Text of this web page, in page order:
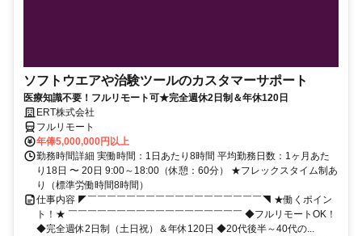
ソフトウエアや治験ツールのカスタマーサポート
医療知識不要！フルリモート可★完全週休2日制＆年休120日
ERT株式会社
フルリモート
年俸5,000,000円以上
勤務時間詳細 実働時間：1日あたり8時間 平均勤務日数：1ヶ月あた
り18日 〜 20日 9:00～18:00（休憩：60分） ★フレックスタイム制あ
り（標準労働時間8時間）
仕事内容 ◤￣￣￣￣￣￣￣￣￣￣￣￣￣￣￣￣￣￣◥ ★働くポイン
ト！★ ￣￣￣￣￣￣￣￣￣￣￣￣￣￣￣￣￣￣ ◆フルリモートOK！
◆完全週休2日制（土日祝）＆年休120日 ◆20代後半～40代の...